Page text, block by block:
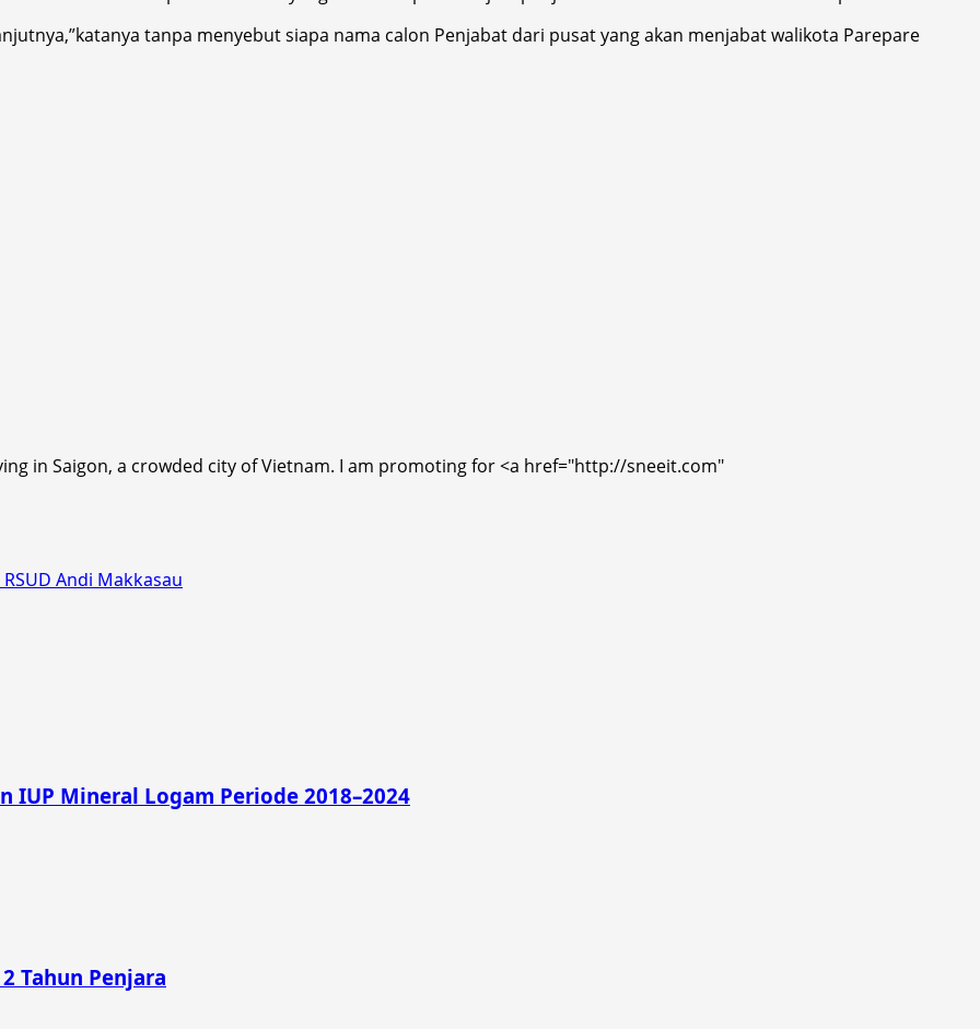
tanpa menyebut siapa nama calon Penjabat dari pusat yang akan menjabat walikota Parepare
in Saigon, a crowded city of Vietnam. I am promoting for <a href="http://sneeit.com"
Andi Makkasau
Mineral Logam Periode 2018–2024
Tahun Penjara